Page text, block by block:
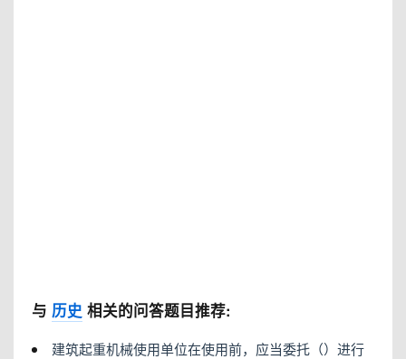
与 历史 相关的问答题目推荐:
建筑起重机械使用单位在使用前，应当委托（）进行